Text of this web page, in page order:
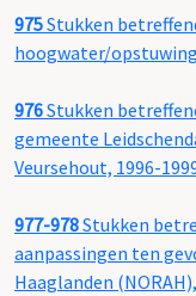
975Stukken
hoogwater/
976Stukken
gemeente
Veursehout, 1996-
977-978Stukken
aanpassingen ten
Haaglanden